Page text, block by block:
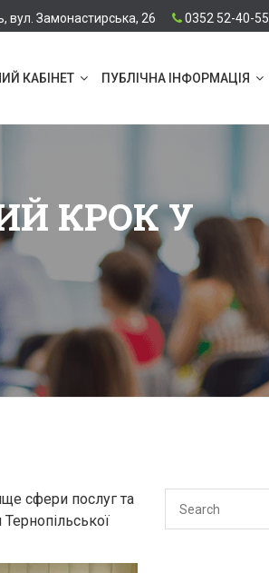
вул. Замонастирська, 26 0352 52-40-55
КАБІНЕТ ПУБЛІЧНА ІНФОРМАЦІЯ
КРОК У
сфери послуг та